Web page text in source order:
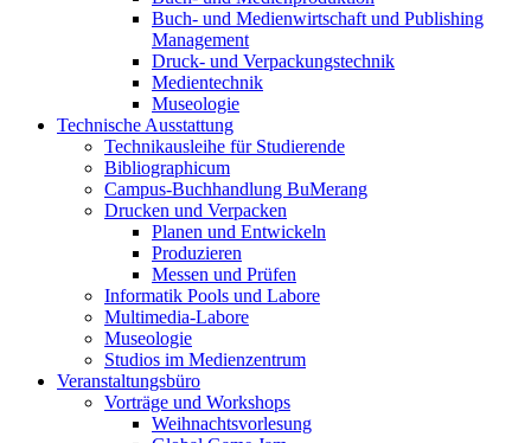
Buch- und Medienwirtschaft und Publishing
Management
Druck- und Verpackungstechnik
Medientechnik
Museologie
Technische Ausstattung
Technikausleihe für Studierende
Bibliographicum
Campus-Buchhandlung BuMerang
Drucken und Verpacken
Planen und Entwickeln
Produzieren
Messen und Prüfen
Informatik Pools und Labore
Multimedia-Labore
Museologie
Studios im Medienzentrum
Veranstaltungsbüro
Vorträge und Workshops
Weihnachtsvorlesung